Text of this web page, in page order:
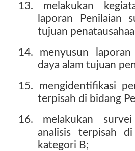
13. melakukan
laporan Penilaian
tujuan
14. menyusun laporan
daya alam tujuan
15. mengidentifikasi
terpisah di bidang
16. melakukan
analisis terpisah
kategori B;